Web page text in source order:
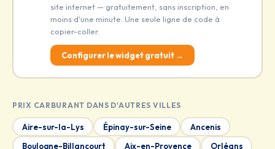
site internet — gratuitement, sans inscription, en
moins d'une minute. Une seule ligne de code à
copier-coller.
Configurer le widget gratuit →
PRIX CARBURANT DANS D'AUTRES VILLES
Aire-sur-la-Lys Épinay-sur-Seine
Ancenis
Boulogne-Billancourt
Aix-en-Provence Orléans